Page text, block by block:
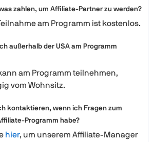
zahlen, um Affiliate-Partner zu werden?
am Programm ist kostenlos.
außerhalb der USA am Programm
am Programm teilnehmen,
vom Wohnsitz.
kontaktieren, wenn ich Fragen zum
Programm habe?
hier, um unserem Affiliate-Manager